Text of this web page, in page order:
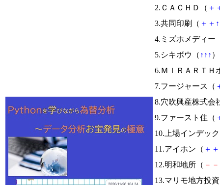
2.ＣＡＣＨＤ（ ＋
3.共同印刷（ ＋ ＋ ↑
4.ミズホメディー
5.シキボウ（ ↑ ↑ ↑
6.ＭＩＲＡＲＴＨ
7.フージャース（
8.穴吹興産株式会
9.ファースト住（
10.上場インデッ
11.アイホン（ ＋ ＋
12.明和地所（ － －
13.マリモ地方投